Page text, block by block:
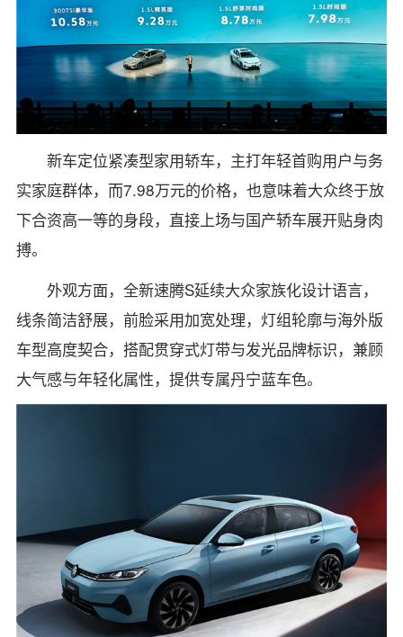
新车定位紧凑型家用轿车，主打年轻首购用户与务
实家庭群体，而7.98万元的价格，也意味着大众终于放
下合资高一等的身段，直接上场与国产轿车展开贴身肉
搏。
外观方面，全新速腾S延续大众家族化设计语言，
线条简洁舒展，前脸采用加宽处理，灯组轮廓与海外版
车型高度契合，搭配贯穿式灯带与发光品牌标识，兼顾
大气感与年轻化属性，提供专属丹宁蓝车色。